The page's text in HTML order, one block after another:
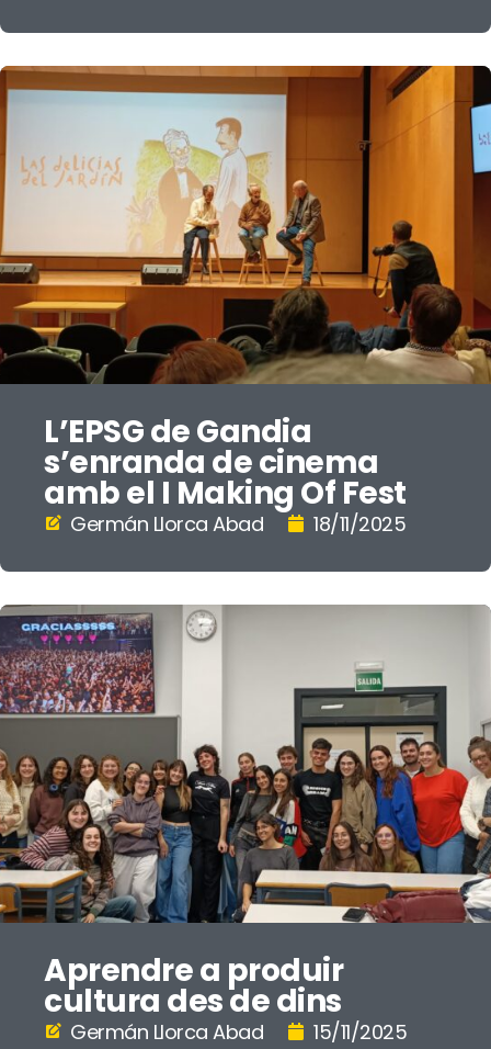
L’EPSG de Gandia
s’enranda de cinema
amb el I Making Of Fest
Germán Llorca Abad 18/11/2025
Aprendre a produir
cultura des de dins
Germán Llorca Abad 15/11/2025